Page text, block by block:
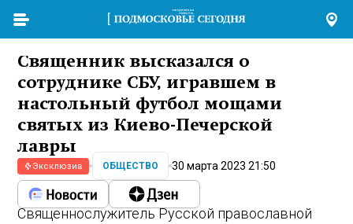
Священник высказался о
сотруднике СБУ, игравшем в
настольный футбол мощами
святых из Киево-Печерской
лавры
Эксклюзив ОБЩЕСТВО 30 марта 2023 21:50
Священнослужитель Русской православной